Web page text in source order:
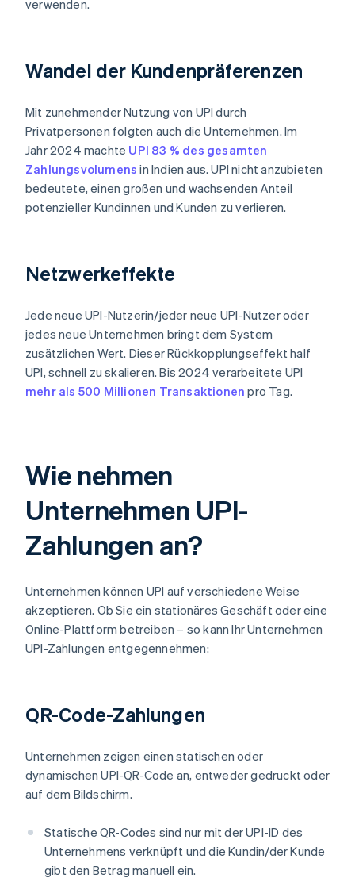
verwenden.
Wandel der Kundenpräferenzen
Mit zunehmender Nutzung von UPI durch
Privatpersonen folgten auch die Unternehmen. Im
Jahr 2024 machte UPI 83 % des gesamten
Zahlungsvolumens in Indien aus. UPI nicht anzubieten
bedeutete, einen großen und wachsenden Anteil
potenzieller Kundinnen und Kunden zu verlieren.
Netzwerkeffekte
Jede neue UPI-Nutzerin/jeder neue UPI-Nutzer oder
jedes neue Unternehmen bringt dem System
zusätzlichen Wert. Dieser Rückkopplungseffekt half
UPI, schnell zu skalieren. Bis 2024 verarbeitete UPI
mehr als 500 Millionen Transaktionen pro Tag.
Wie nehmen
Unternehmen UPI-
Zahlungen an?
Unternehmen können UPI auf verschiedene Weise
akzeptieren. Ob Sie ein stationäres Geschäft oder eine
Online-Plattform betreiben – so kann Ihr Unternehmen
UPI-Zahlungen entgegennehmen:
QR-Code-Zahlungen
Unternehmen zeigen einen statischen oder
dynamischen UPI-QR-Code an, entweder gedruckt oder
auf dem Bildschirm.
Statische QR-Codes sind nur mit der UPI-ID des
Unternehmens verknüpft und die Kundin/der Kunde
gibt den Betrag manuell ein.